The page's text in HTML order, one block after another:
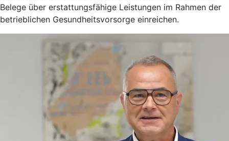
Belege über erstattungsfähige Leistungen im Rahmen der
betrieblichen Gesundheitsvorsorge einreichen.